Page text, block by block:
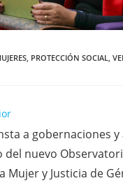
, PROTECCIÓN SOCIAL,
a gobernaciones y
del nuevo
Mujer y Justicia de